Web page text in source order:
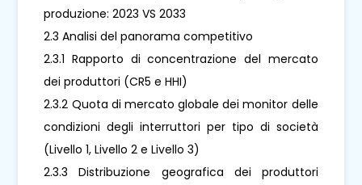
produzione: 2023 VS 2033
2.3 Analisi del panorama competitivo
2.3.1 Rapporto di concentrazione del mercato
dei produttori (CR5 e HHI)
2.3.2 Quota di mercato globale dei monitor delle
condizioni degli interruttori per tipo di società
(Livello 1, Livello 2 e Livello 3)
2.3.3 Distribuzione geografica dei produttori